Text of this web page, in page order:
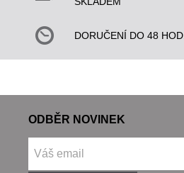
DORUČENÍ DO 48 HOD.
ODBĚR NOVINEK